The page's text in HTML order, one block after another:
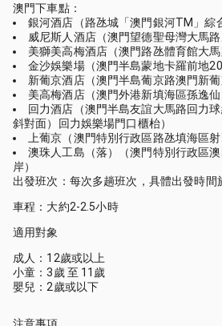
澳門下車點：
銀河酒店（路氹城「澳門銀河TM」綜
威尼斯人酒店（澳門望德聖母灣大馬路
美獅美高梅酒店（澳門路氹體育館大
金沙娛樂場（澳門半島蒙地卡羅前地
新葡京酒店（澳門半島葡京路澳門新葡
美高梅酒店（澳門外港新填海區孫逸仙
回力酒店（澳門半島友誼大馬路回力
斜對面）回力娛樂場門口櫃枱）
上葡京（澳門特別行政區路氹填海區射
澳珠人工島（落）（澳門特別行政區
岸）
出發班次：每次多趟班次，具體出發時間
車程：大約2-2.5小時
適用對象
成人：12歲或以上
小童：3歲 至 11歲
嬰兒：2歲或以下
注意事項